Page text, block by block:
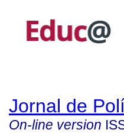
Jornal de
On-line version